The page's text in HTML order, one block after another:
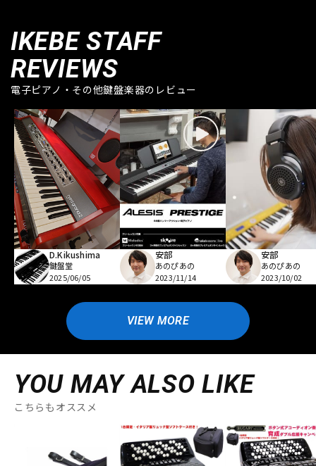
IKEBE STAFF
REVIEWS
電子ピアノ・その他鍵盤楽器のレビュー
D.Kikushima
鍵盤堂
2025/06/05
安部
あのぴあの
2023/11/14
安部
あのぴあの
2023/10/02
VIEW MORE
YOU MAY ALSO LIKE
こちらもオススメ